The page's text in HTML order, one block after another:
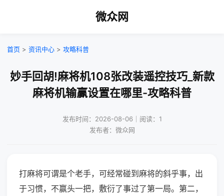
微众网
首页 > 资讯中心 > 攻略科普
妙手回胡!麻将机108张改装遥控技巧_新款
麻将机输赢设置在哪里-攻略科普
发布时间：2026-08-06｜阅读：1
发布者：微众网
打麻将可谓是个老手，可经常碰到麻将的斜乎事，出
于习惯，不赢头一把，敷衍了事过了第一局。第二，